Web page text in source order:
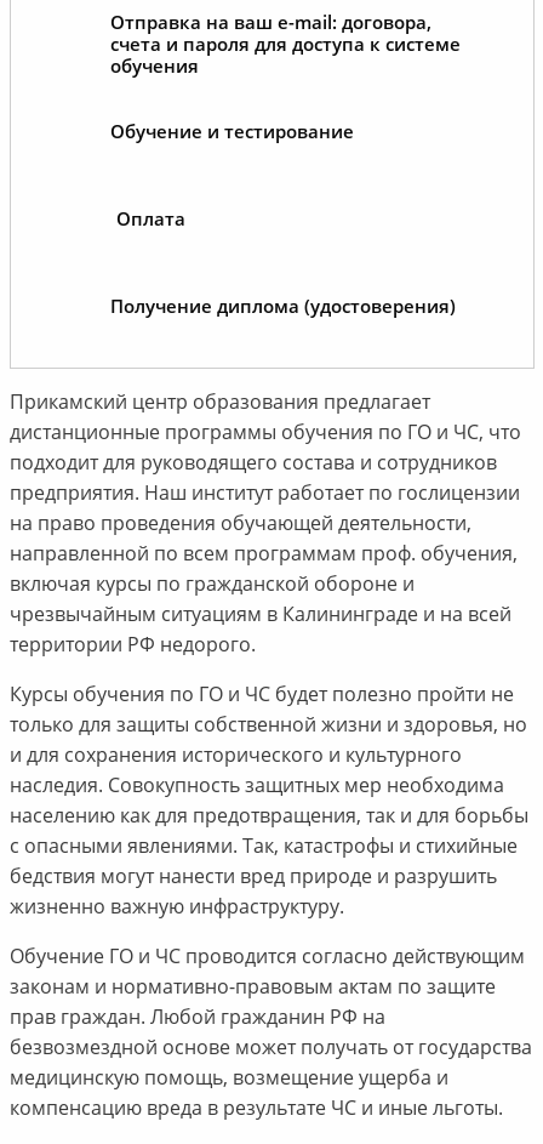
Отправка на ваш e-mail: договора,
счета и пароля для доступа к системе
обучения
Обучение и тестирование
Оплата
Получение диплома (удостоверения)
Прикамский центр образования предлагает
дистанционные программы обучения по ГО и ЧС, что
подходит для руководящего состава и сотрудников
предприятия. Наш институт работает по гослицензии
на право проведения обучающей деятельности,
направленной по всем программам проф. обучения,
включая курсы по гражданской обороне и
чрезвычайным ситуациям в Калининграде и на всей
территории РФ недорого.
Курсы обучения по ГО и ЧС будет полезно пройти не
только для защиты собственной жизни и здоровья, но
и для сохранения исторического и культурного
наследия. Совокупность защитных мер необходима
населению как для предотвращения, так и для борьбы
с опасными явлениями. Так, катастрофы и стихийные
бедствия могут нанести вред природе и разрушить
жизненно важную инфраструктуру.
Обучение ГО и ЧС проводится согласно действующим
законам и нормативно-правовым актам по защите
прав граждан. Любой гражданин РФ на
безвозмездной основе может получать от государства
медицинскую помощь, возмещение ущерба и
компенсацию вреда в результате ЧС и иные льготы.